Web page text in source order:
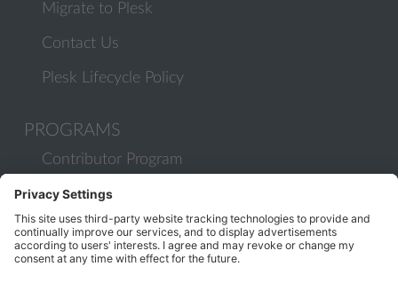
Migrate to Plesk
Contact Us
Plesk Lifecycle Policy
PROGRAMS
Contributor Program
Partner Program
COMMUNITY